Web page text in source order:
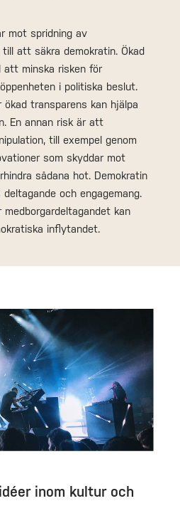
mot spridning av
att säkra demokratin. Ökad
att minska risken för
i politiska beslut.
transparens kan hjälpa
En annan risk är att
till exempel genom
som skyddar mot
sådana hot. Demokratin
och engagemang.
kan
inflytandet.
inom kultur och